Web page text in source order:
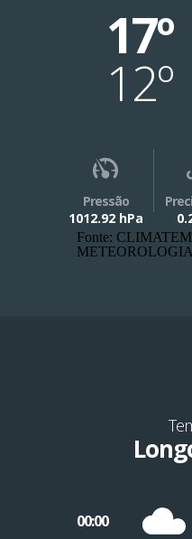
17º
12º
Pressão
1012.92 hPa
Fonte:
METEOROLOGIA
00:00